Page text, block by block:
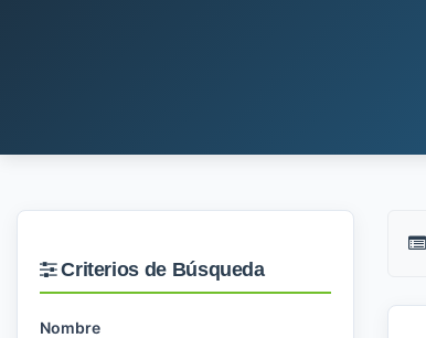
Criterios de Búsqueda
Nombre